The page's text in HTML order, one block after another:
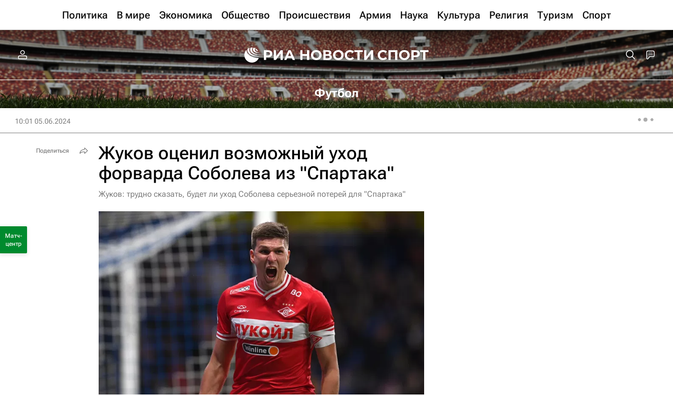
Политика В мире Экономика Общество Происшествия Армия Наука Культура Религия Туризм Спорт
Футбол
10:01 05.06.2024
Жуков оценил возможный уход
форварда Соболева из "Спартака"
Жуков: трудно сказать, будет ли уход Соболева серьезной потерей для "Спартака"
Поделиться
Матч-
центр